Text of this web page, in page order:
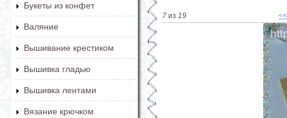
Букеты из конфет
Валяние
Вышивание крестиком
Вышивка гладью
Вышивка лентами
Вязание крючком
7 из 19